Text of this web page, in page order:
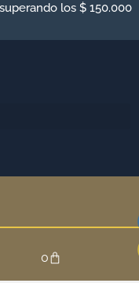
los $ 150.000
0